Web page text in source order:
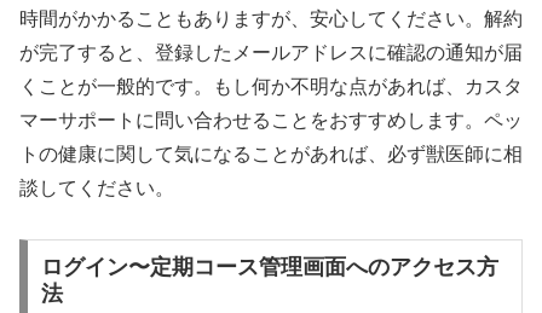
時間がかかることもありますが、安心してください。解約
が完了すると、登録したメールアドレスに確認の通知が届
くことが一般的です。もし何か不明な点があれば、カスタ
マーサポートに問い合わせることをおすすめします。ペッ
トの健康に関して気になることがあれば、必ず獣医師に相
談してください。
ログイン〜定期コース管理画面へのアクセス方
法